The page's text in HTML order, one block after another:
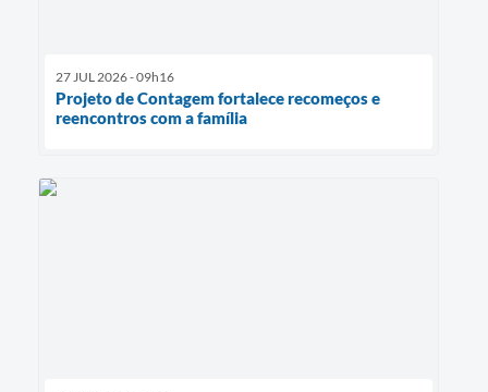
27 JUL 2026 - 09h16
Projeto de Contagem fortalece recomeços e
reencontros com a família